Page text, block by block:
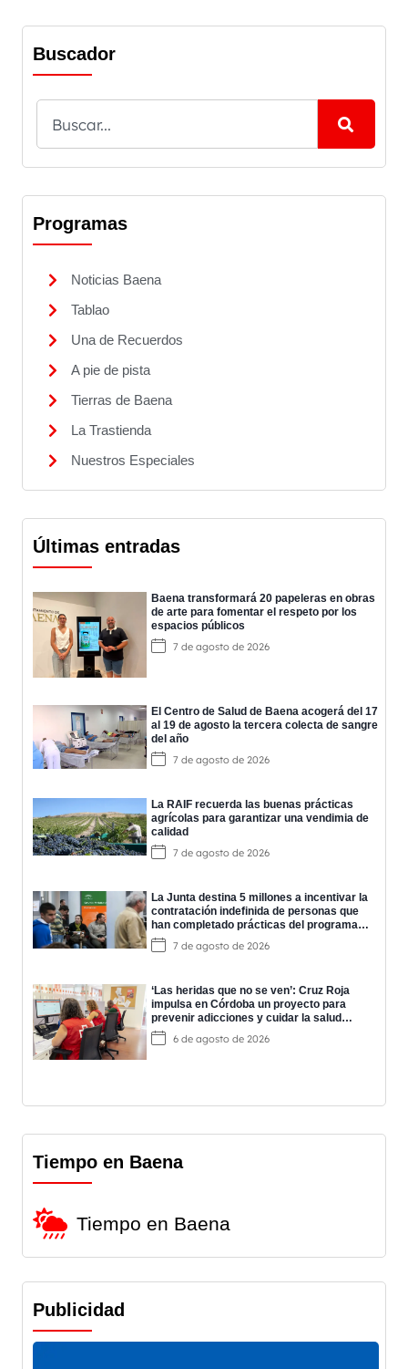
Buscador
Programas
Noticias Baena
Tablao
Una de Recuerdos
A pie de pista
Tierras de Baena
La Trastienda
Nuestros Especiales
Últimas entradas
Baena transformará 20 papeleras en obras
de arte para fomentar el respeto por los
espacios públicos
7 de agosto de 2026
El Centro de Salud de Baena acogerá del 17
al 19 de agosto la tercera colecta de sangre
del año
7 de agosto de 2026
La RAIF recuerda las buenas prácticas
agrícolas para garantizar una vendimia de
calidad
7 de agosto de 2026
La Junta destina 5 millones a incentivar la
contratación indefinida de personas que
han completado prácticas del programa
EPES
7 de agosto de 2026
‘Las heridas que no se ven’: Cruz Roja
impulsa en Córdoba un proyecto para
prevenir adicciones y cuidar la salud
mental
6 de agosto de 2026
Tiempo en Baena
Tiempo en Baena
Publicidad